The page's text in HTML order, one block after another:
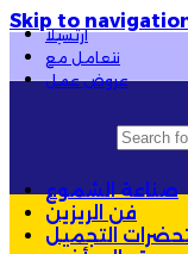
Skip to
والجملة
ارتسيلا
نتعامل مع
عروض عمل
صناعة الشموع
فن الريزين
التجميل